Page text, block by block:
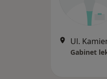
Ul.
Gabinet